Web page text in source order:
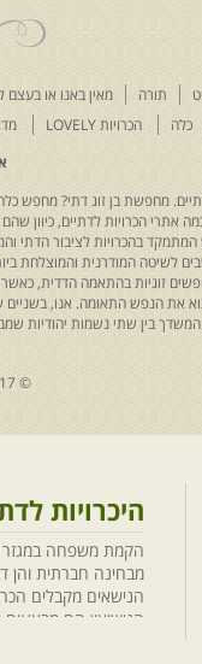
תורה מאין באנו או בעצם
כלה הכרויות LOVELY
מחפשת בן זוג דתי? מחפש
הכרויות לדתיים, כיוון
המתמקד בהכרויות לציבור
לשיטה המודרנית והמוצלחת
זוגיות בהתאמה הדדית,
את הנפש התאומה. אנו,
המשדך בין שתי נשמות
© 2017 יותר מחברים בע"מ.
היכרויות
הקמת משפחה במגזר
מבחינה חברתית והן
הנישאים מקבלים
הנישואין הם
במעלה. חשוב